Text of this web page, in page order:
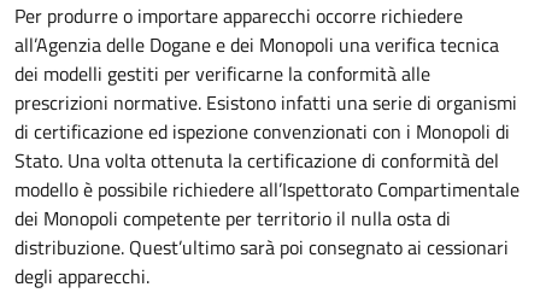
Per produrre o importare apparecchi occorre richiedere
all’Agenzia delle Dogane e dei Monopoli una verifica tecnica
dei modelli gestiti per verificarne la conformità alle
prescrizioni normative. Esistono infatti una serie di organismi
di certificazione ed ispezione convenzionati con i Monopoli di
Stato. Una volta ottenuta la certificazione di conformità del
modello è possibile richiedere all’Ispettorato Compartimentale
dei Monopoli competente per territorio il nulla osta di
distribuzione. Quest’ultimo sarà poi consegnato ai cessionari
degli apparecchi.